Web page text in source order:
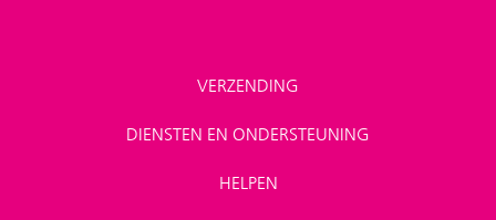
VERZENDING
DIENSTEN EN ONDERSTEUNING
HELPEN